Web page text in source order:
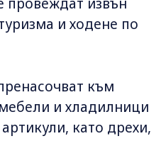
и ходене по
към
и хладилници
като дрехи,